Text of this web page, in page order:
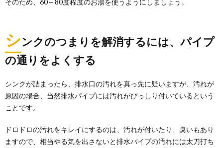
そのため、60～80度程度のお湯を使うようにしましょう。
シンクのつまりを解消するには、パイプ
の通りをよくする
シンクが詰まったら、排水口の汚れを真っ先に疑いますが、汚れが
原因の場合、当然排水パイプには汚れがびっしり付いているという
ことです。
ドロドロの汚れをキレイにするのは、汚れが付いたり、臭いもあり
ますので、相当やる気を出さないと排水パイプの汚れには太刀打ち